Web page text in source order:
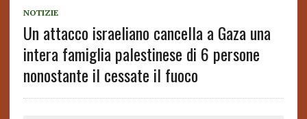
NOTIZIE
Un attacco israeliano cancella a Gaza una
intera famiglia palestinese di 6 persone
nonostante il cessate il fuoco